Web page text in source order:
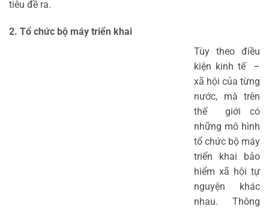
tiêu đề ra.
2. Tổ chức bộ máy triển khai
Tùy theo điều
kiện kinh tế –
xã hội của từng
nước, mà trên
thế giới có
những mô hình
tổ chức bộ máy
triển khai bảo
hiểm xã hội tự
nguyện khác
nhau. Thông